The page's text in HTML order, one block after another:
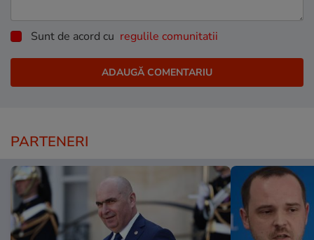
Sunt de acord cu regulile comunitatii
PARTENERI